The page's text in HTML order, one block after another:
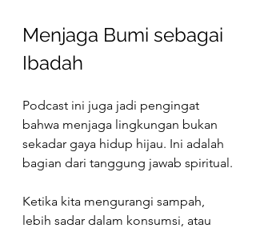
Menjaga Bumi sebagai
Ibadah
Podcast ini juga jadi pengingat
bahwa menjaga lingkungan bukan
sekadar gaya hidup hijau. Ini adalah
bagian dari tanggung jawab spiritual.
Ketika kita mengurangi sampah,
lebih sadar dalam konsumsi, atau